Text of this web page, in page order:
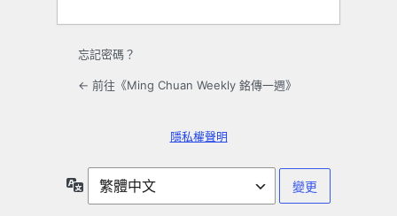
忘記密碼？
← 前往《Ming Chuan Weekly 銘傳一週》
隱私權聲明
言